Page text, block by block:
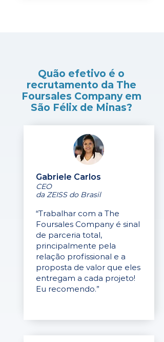
Quão efetivo é o
recrutamento da The
Foursales Company em
São Félix de Minas?
Gabriele Carlos
CEO
da ZEISS do Brasil
“Trabalhar com a The
Foursales Company é sinal
de parceria total,
principalmente pela
relação profissional e a
proposta de valor que eles
entregam a cada projeto!
Eu recomendo.”